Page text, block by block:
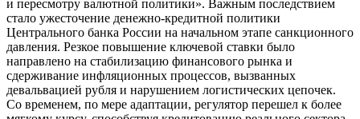
и пересмотру валютной политики». Важным последствием
стало ужесточение денежно-кредитной политики
Центрального банка России на начальном этапе санкционного
давления. Резкое повышение ключевой ставки было
направлено на стабилизацию финансового рынка и
сдерживание инфляционных процессов, вызванных
девальвацией рубля и нарушением логистических цепочек.
Со временем, по мере адаптации, регулятор перешел к более